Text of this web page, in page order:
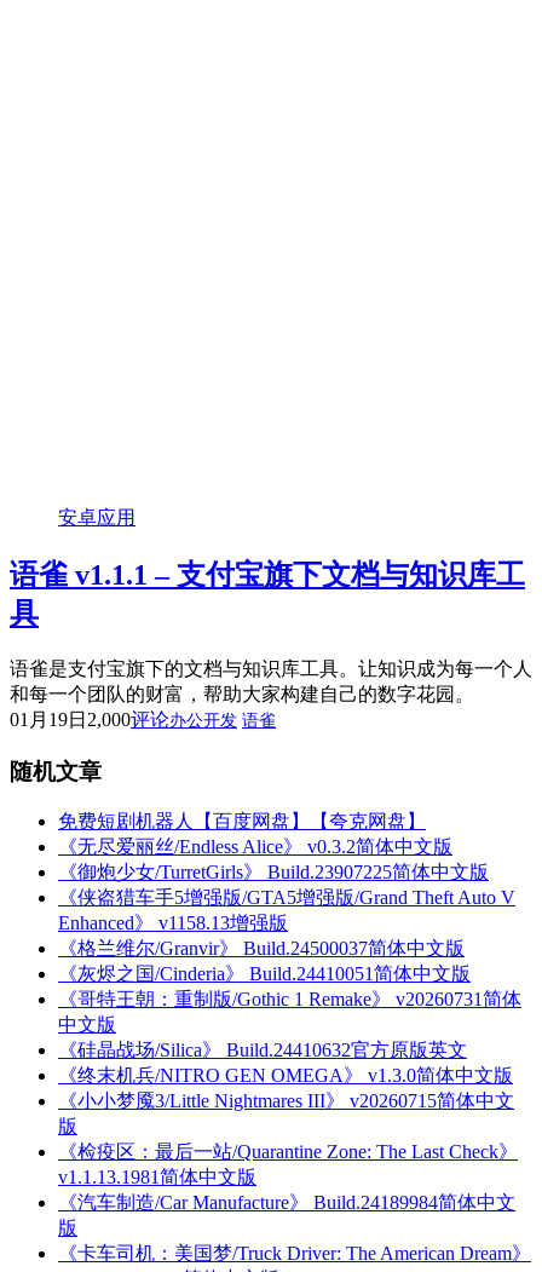
安卓应用
语雀 v1.1.1 – 支付宝旗下文档与知识库工
具
语雀是支付宝旗下的文档与知识库工具。让知识成为每一个人
和每一个团队的财富，帮助大家构建自己的数字花园。
01月19日 2,000评论办公开发 语雀
随机文章
免费短剧机器人【百度网盘】【夸克网盘】
《无尽爱丽丝/Endless Alice》 v0.3.2简体中文版
《御炮少女/TurretGirls》 Build.23907225简体中文版
《侠盗猎车手5增强版/GTA5增强版/Grand Theft Auto V
Enhanced》 v1158.13增强版
《格兰维尔/Granvir》 Build.24500037简体中文版
《灰烬之国/Cinderia》 Build.24410051简体中文版
《哥特王朝：重制版/Gothic 1 Remake》 v20260731简体
中文版
《硅晶战场/Silica》 Build.24410632官方原版英文
《终末机兵/NITRO GEN OMEGA》 v1.3.0简体中文版
《小小梦魇3/Little Nightmares III》 v20260715简体中文
版
《检疫区：最后一站/Quarantine Zone: The Last Check》
v1.1.13.1981简体中文版
《汽车制造/Car Manufacture》 Build.24189984简体中文
版
《卡车司机：美国梦/Truck Driver: The American Dream》